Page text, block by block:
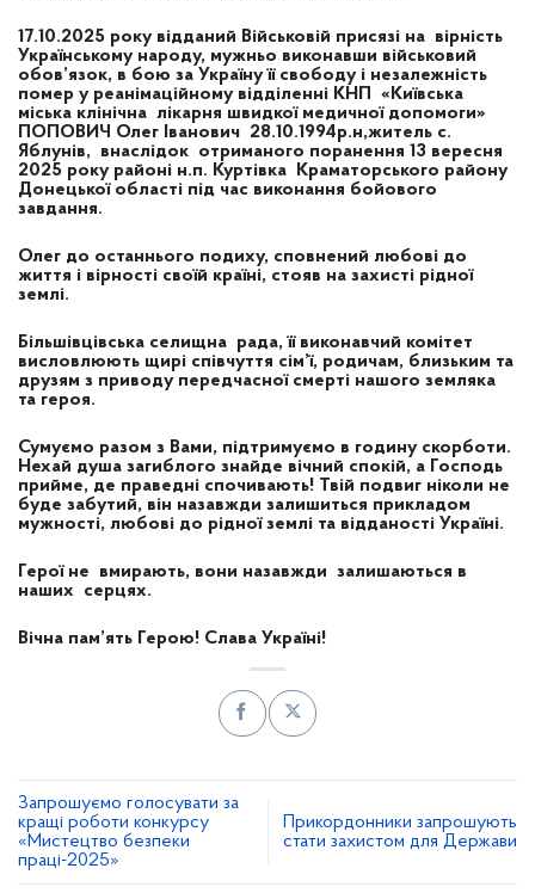
17.10.2025 року відданий Військовій присязі на вірність
Українському народу, мужньо виконавши військовий
обов’язок, в бою за Україну її свободу і незалежність
помер у реанімаційному відділенні КНП «Київська
міська клінічна лікарня швидкої медичної допомоги»
ПОПОВИЧ Олег Іванович 28.10.1994р.н,житель с.
Яблунів, внаслідок отриманого поранення 13 вересня
2025 року районі н.п. Куртівка Краматорського району
Донецької області під час виконання бойового
завдання.
Олег до останнього подиху, сповнений любові до
життя і вірності своїй країні, стояв на захисті рідної
землі.
Більшівцівська селищна рада, її виконавчий комітет
висловлюють щирі співчуття сім’ї, родичам, близьким та
друзям з приводу передчасної смерті нашого земляка
та героя.
Сумуємо разом з Вами, підтримуємо в годину скорботи.
Нехай душа загиблого знайде вічний спокій, а Господь
прийме, де праведні спочивають! Твій подвиг ніколи не
буде забутий, він назавжди залишиться прикладом
мужності, любові до рідної землі та відданості Україні.
Герої не вмирають, вони назавжди залишаються в
наших серцях.
Вічна пам’ять Герою! Слава Україні!
Запрошуємо голосувати за
кращі роботи конкурсу
«Мистецтво безпеки
праці-2025»
Прикордонники запрошують
стати захистом для Держави